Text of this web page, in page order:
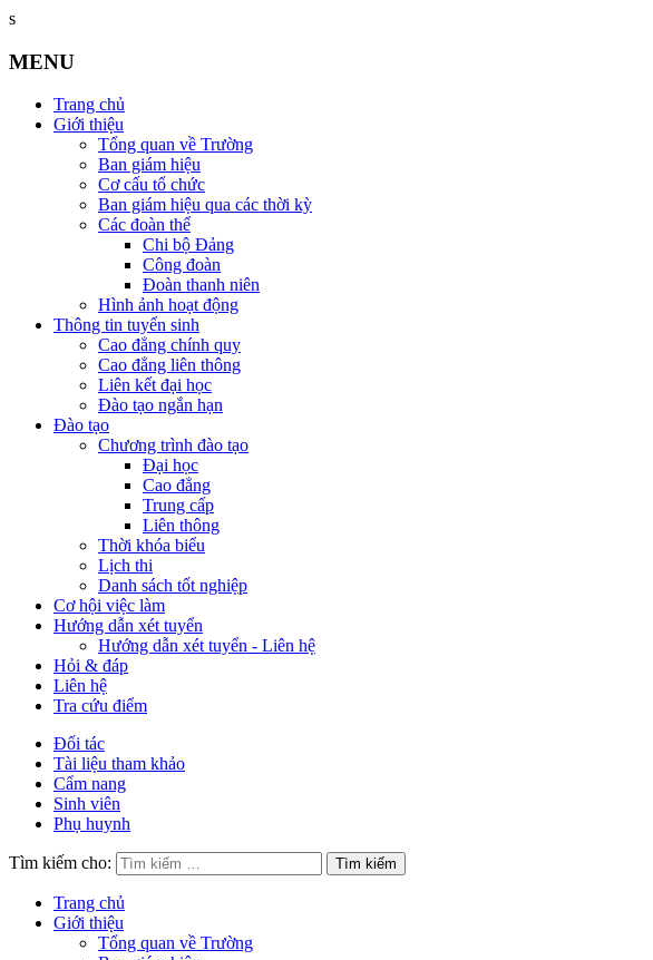
s
MENU
Trang chủ
Giới thiệu
Tổng quan về Trường
Ban giám hiệu
Cơ cấu tổ chức
Ban giám hiệu qua các thời kỳ
Các đoàn thể
Chi bộ Đảng
Công đoàn
Đoàn thanh niên
Hình ảnh hoạt động
Thông tin tuyển sinh
Cao đẳng chính quy
Cao đẳng liên thông
Liên kết đại học
Đào tạo ngắn hạn
Đào tạo
Chương trình đào tạo
Đại học
Cao đẳng
Trung cấp
Liên thông
Thời khóa biểu
Lịch thi
Danh sách tốt nghiệp
Cơ hội việc làm
Hướng dẫn xét tuyển
Hướng dẫn xét tuyển - Liên hệ
Hỏi & đáp
Liên hệ
Tra cứu điểm
Đối tác
Tài liệu tham khảo
Cẩm nang
Sinh viên
Phụ huynh
Tìm kiếm cho:
Trang chủ
Giới thiệu
Tổng quan về Trường